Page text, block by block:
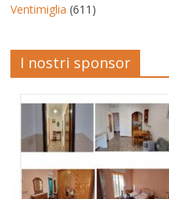
Ventimiglia (611)
I nostri sponsor